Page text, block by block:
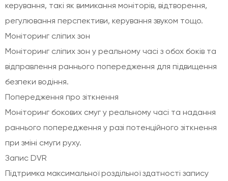
керування, такі як вимикання моніторів, відтворення,
регулювання перспективи, керування звуком тощо.
Моніторинг сліпих зон
Моніторинг сліпих зон у реальному часі з обох боків та
відправлення раннього попередження для підвищення
безпеки водіння.
Попередження про зіткнення
Моніторинг бокових смуг у реальному часі та надання
раннього попередження у разі потенційного зіткнення
при зміні смуги руху.
Запис DVR
Підтримка максимальної роздільної здатності запису